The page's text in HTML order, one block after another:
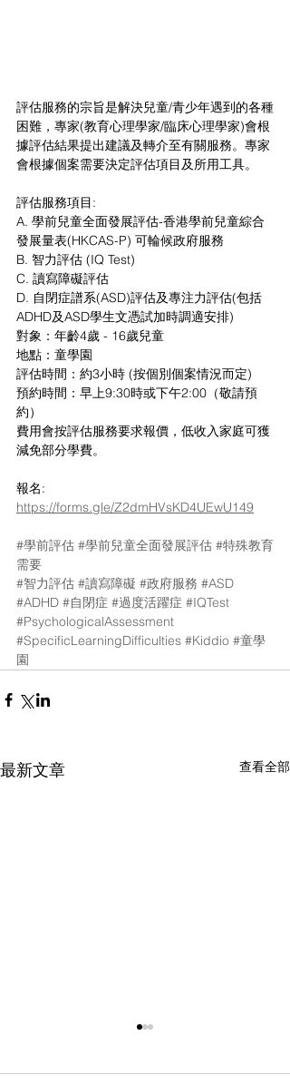
評估服務的宗旨是解決兒童/青少年遇到的各種
困難，專家(教育心理學家/臨床心理學家)會根
據評估結果提出建議及轉介至有關服務。專家
會根據個案需要決定評估項目及所用工具。
評估服務項目:
A. 學前兒童全面發展評估-香港學前兒童綜合
發展量表(HKCAS-P) 可輪候政府服務
B. 智力評估 (IQ Test)
C. 讀寫障礙評估
D. 自閉症譜系(ASD)評估及專注力評估(包括
ADHD及ASD學生文憑試加時調適安排)
對象：年齡4歲 - 16歲兒童
地點：童學園
評估時間：約3小時 (按個別個案情況而定)
預約時間：早上9:30時或下午2:00（敬請預
約）
費用會按評估服務要求報價，低收入家庭可獲
減免部分學費。
報名:
https://forms.gle/Z2dmHVsKD4UEwU149
#學前評估 #學前兒童全面發展評估 #特殊教育
需要
#智力評估 #讀寫障礙 #政府服務 #ASD
#ADHD #自閉症 #過度活躍症 #IQTest
#PsychologicalAssessment
#SpecificLearningDifficulties #Kiddio #童學
園
最新文章 查看全部